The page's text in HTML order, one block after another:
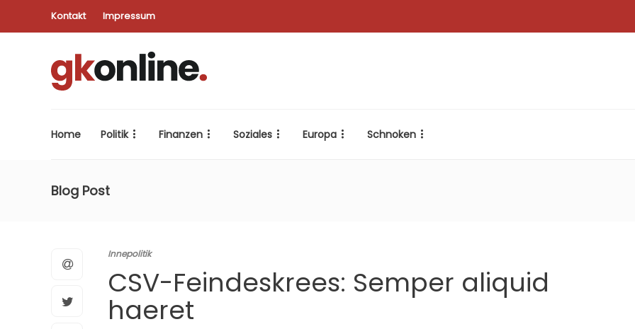
Kontakt Impressum
Home Politik Finanzen Soziales Europa Schnoken
Blog Post
Innepolitik
CSV-Feindeskrees: Semper aliquid
haeret